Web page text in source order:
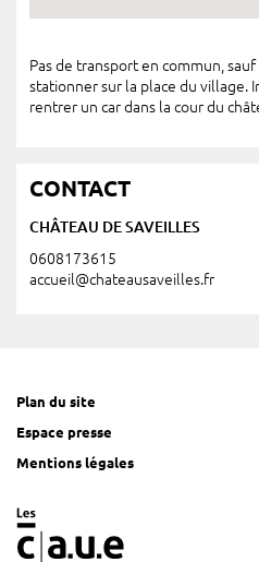
Pas de transport en commun,
stationner sur la place du village.
rentrer un car dans la cour du
CONTACT
CHÂTEAU DE SAVEILLES
0608173615
accueil@chateausaveilles.fr
Plan du site
Espace presse
Mentions légales